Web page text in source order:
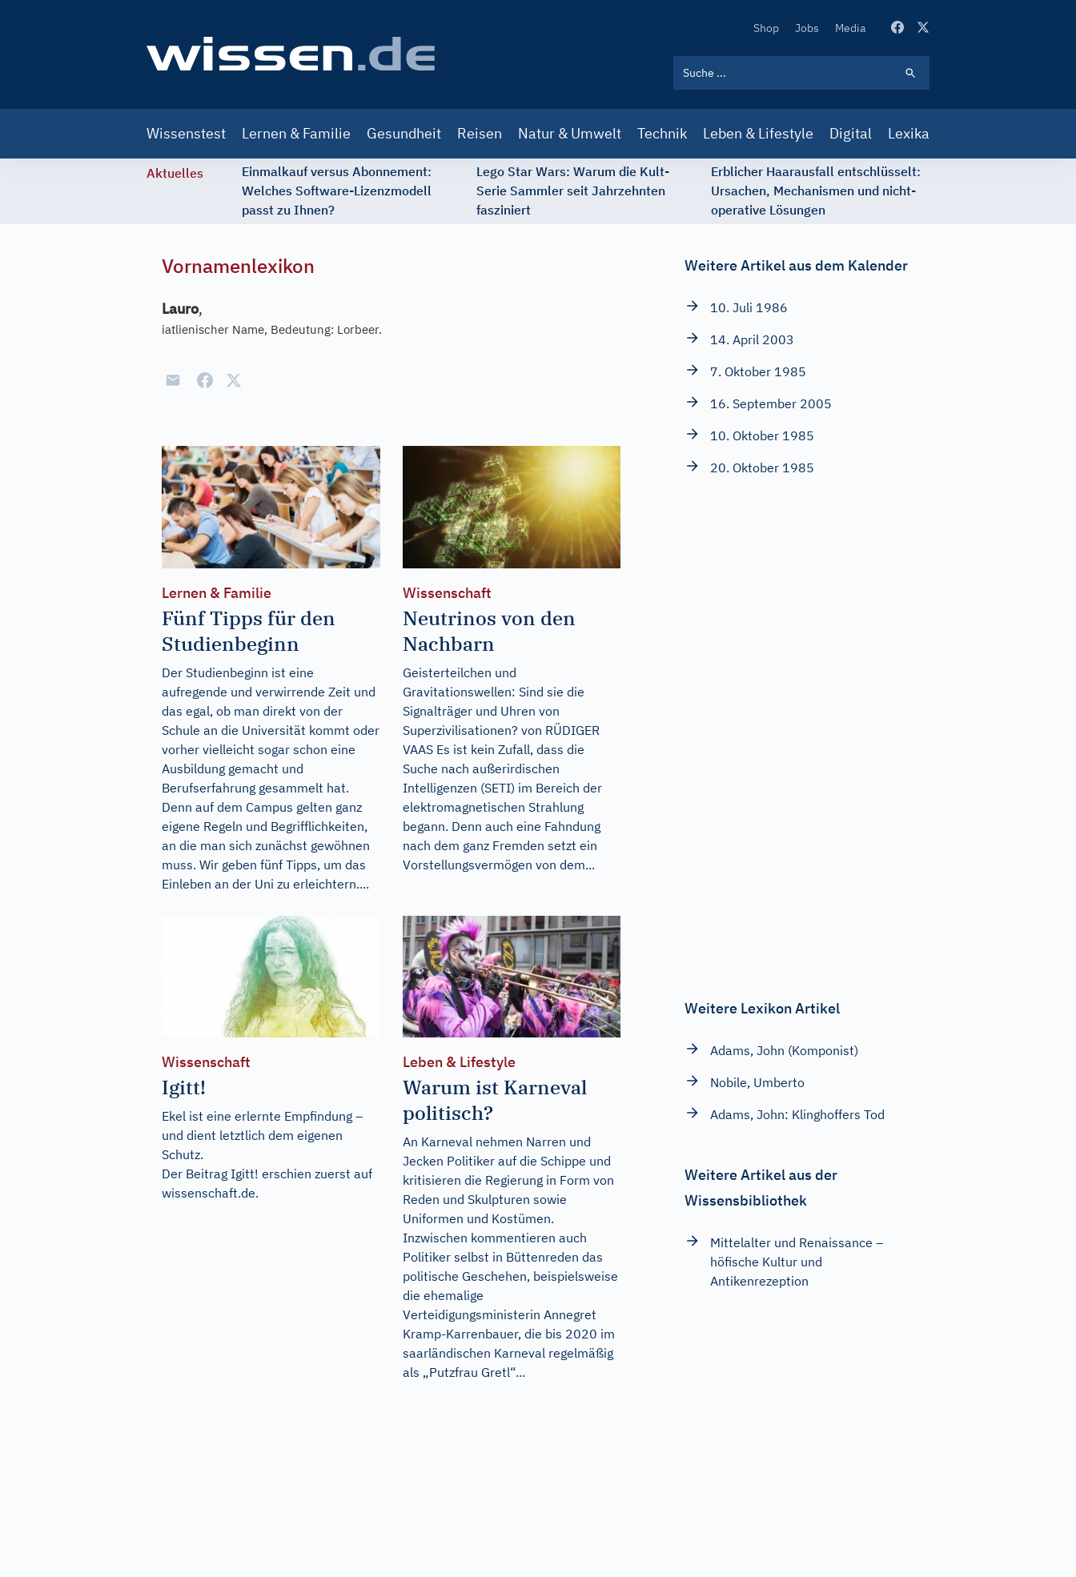
Secondary
Shop Jobs Media
navigation
Wissenstest Lernen & Familie Gesundheit Reisen Natur & Umwelt Technik Leben & Lifestyle Digital Lexika
Aktuelles
Einmalkauf versus Abonnement:
Welches Software-Lizenzmodell
passt zu Ihnen?
Lego Star Wars: Warum die Kult-
Serie Sammler seit Jahrzehnten
fasziniert
Erblicher Haarausfall entschlüsselt:
Ursachen, Mechanismen und nicht-
operative Lösungen
Vornamenlexikon
Lauro,
iatlienischer Name, Bedeutung: Lorbeer.
Lernen & Familie
Fünf Tipps für den
Studienbeginn
Der Studienbeginn ist eine
aufregende und verwirrende Zeit und
das egal, ob man direkt von der
Schule an die Universität kommt oder
vorher vielleicht sogar schon eine
Ausbildung gemacht und
Berufserfahrung gesammelt hat.
Denn auf dem Campus gelten ganz
eigene Regeln und Begrifflichkeiten,
an die man sich zunächst gewöhnen
muss. Wir geben fünf Tipps, um das
Einleben an der Uni zu erleichtern....
Wissenschaft
Neutrinos von den
Nachbarn
Geisterteilchen und
Gravitationswellen: Sind sie die
Signalträger und Uhren von
Superzivilisationen? von RÜDIGER
VAAS Es ist kein Zufall, dass die
Suche nach außerirdischen
Intelligenzen (SETI) im Bereich der
elektromagnetischen Strahlung
begann. Denn auch eine Fahndung
nach dem ganz Fremden setzt ein
Vorstellungsvermögen von dem...
Wissenschaft
Igitt!
Ekel ist eine erlernte Empfindung –
und dient letztlich dem eigenen
Schutz.
Der Beitrag Igitt! erschien zuerst auf
wissenschaft.de.
Leben & Lifestyle
Warum ist Karneval
politisch?
An Karneval nehmen Narren und
Jecken Politiker auf die Schippe und
kritisieren die Regierung in Form von
Reden und Skulpturen sowie
Uniformen und Kostümen.
Inzwischen kommentieren auch
Politiker selbst in Büttenreden das
politische Geschehen, beispielsweise
die ehemalige
Verteidigungsministerin Annegret
Kramp-Karrenbauer, die bis 2020 im
saarländischen Karneval regelmäßig
als „Putzfrau Gretl“...
Weitere Artikel aus dem Kalender
10. Juli 1986
14. April 2003
7. Oktober 1985
16. September 2005
10. Oktober 1985
20. Oktober 1985
Weitere Lexikon Artikel
Adams, John (Komponist)
Nobile, Umberto
Adams, John: Klinghoffers Tod
Weitere Artikel aus der
Wissensbibliothek
Mittelalter und Renaissance –
höfische Kultur und
Antikenrezeption